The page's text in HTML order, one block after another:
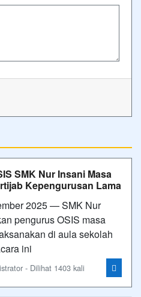
SMK Nur Insani Masa
Kepengurusan Lama
2025 — SMK Nur
pengurus OSIS masa
di aula sekolah
ini
- Dilihat 1403 kali